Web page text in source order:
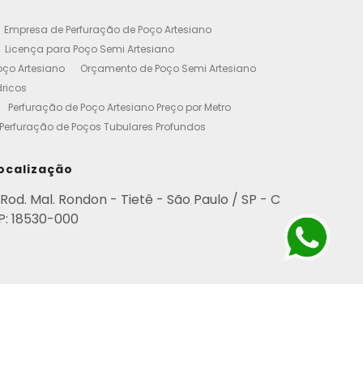
Empresa de Perfuração de Poço Artesiano
Licença para Poço Semi Artesiano
Artesiano
Orçamento de Poço Semi Artesiano
Perfuração de Poço Artesiano Preço por Metro
Perfuração de Poços Tubulares Profundos
de Perfuração de Poço Artesiano
de Poço Artesiano
Residencial
Rod. Mal. Rondon - Tietê - São Paulo / SP - C
18530-000